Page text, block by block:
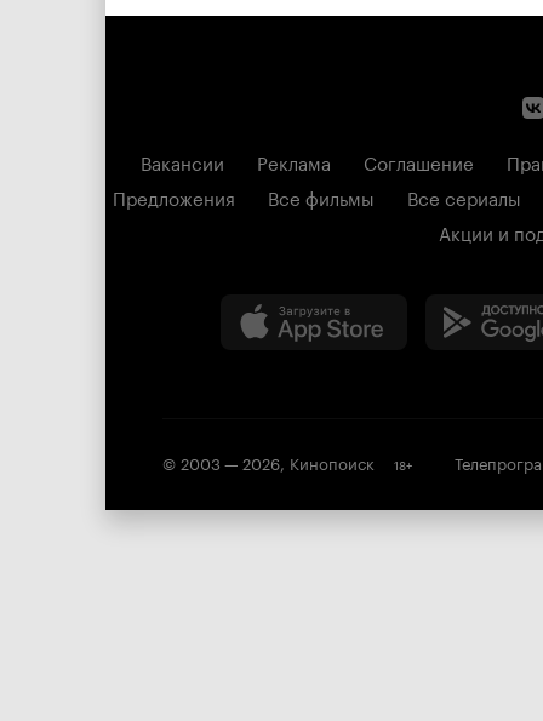
Вакансии Реклама Соглашение
Предложения
Все фильмы
Все сериалы
Акции и
© 2003 — 2026, Кинопоиск 18+